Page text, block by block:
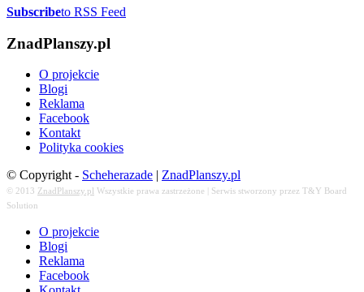
Subscribeto RSS Feed
ZnadPlanszy.pl
O projekcie
Blogi
Reklama
Facebook
Kontakt
Polityka cookies
© Copyright - Scheherazade | ZnadPlanszy.pl
© 2013 ZnadPlanszy.pl Wszystkie prawa zastrzeżone | Serwis stworzony przez T&Y Board
Solution
O projekcie
Blogi
Reklama
Facebook